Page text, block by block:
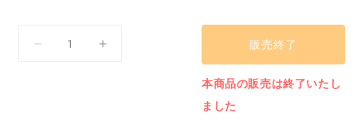
ピ
販売終了
本商品の販売は終了いたし
ました